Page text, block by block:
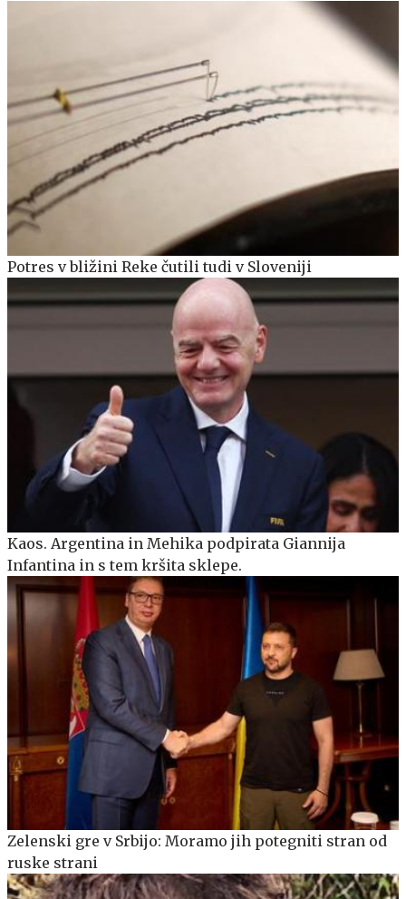
Potres v bližini Reke čutili tudi v Sloveniji
Kaos. Argentina in Mehika podpirata Giannija
Infantina in s tem kršita sklepe.
Zelenski gre v Srbijo: Moramo jih potegniti stran od
ruske strani